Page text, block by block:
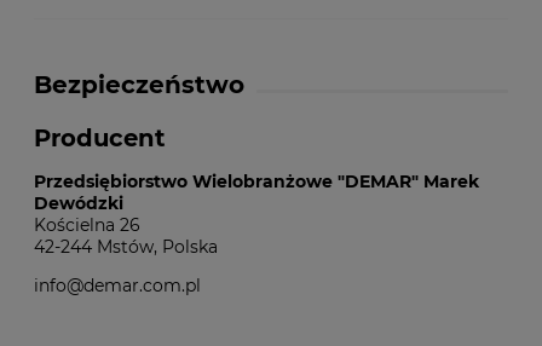
Bezpieczeństwo
Producent
Przedsiębiorstwo Wielobranżowe "DEMAR" Marek
Dewódzki
Kościelna 26
42-244 Mstów, Polska
info@demar.com.pl